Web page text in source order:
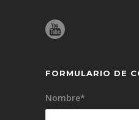
FORMULARIO DE
Nombre*